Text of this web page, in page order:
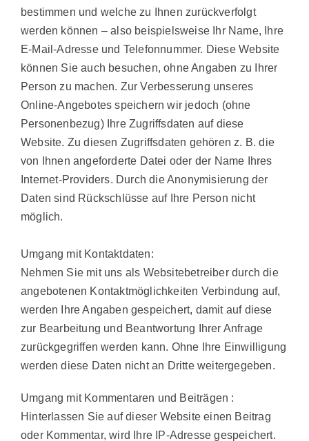
bestimmen und welche zu Ihnen zurückverfolgt
werden können – also beispielsweise Ihr Name, Ihre
E-Mail-Adresse und Telefonnummer. Diese Website
können Sie auch besuchen, ohne Angaben zu Ihrer
Person zu machen. Zur Verbesserung unseres
Online-Angebotes speichern wir jedoch (ohne
Personenbezug) Ihre Zugriffsdaten auf diese
Website. Zu diesen Zugriffsdaten gehören z. B. die
von Ihnen angeforderte Datei oder der Name Ihres
Internet-Providers. Durch die Anonymisierung der
Daten sind Rückschlüsse auf Ihre Person nicht
möglich.
Umgang mit Kontaktdaten:
Nehmen Sie mit uns als Websitebetreiber durch die
angebotenen Kontaktmöglichkeiten Verbindung auf,
werden Ihre Angaben gespeichert, damit auf diese
zur Bearbeitung und Beantwortung Ihrer Anfrage
zurückgegriffen werden kann. Ohne Ihre Einwilligung
werden diese Daten nicht an Dritte weitergegeben.
Umgang mit Kommentaren und Beiträgen :
Hinterlassen Sie auf dieser Website einen Beitrag
oder Kommentar, wird Ihre IP-Adresse gespeichert.